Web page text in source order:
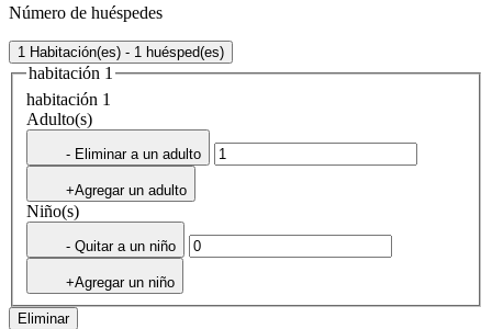
Número de huéspedes
1 Habitación(es) - 1 huésped(es)
habitación 1
habitación 1
Adulto(s)
- Eliminar a un adulto
+Agregar un adulto
Niño(s)
- Quitar a un niño
+Agregar un niño
Eliminar